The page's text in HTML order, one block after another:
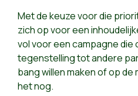
Met de keuze voor die
zich op voor een
vol voor een campagne die
tegenstelling tot andere
bang willen maken of op de
het nog.